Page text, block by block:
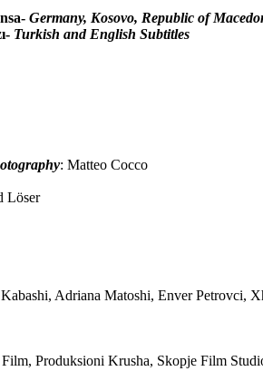
Germany, Kosovo, Republic of
Turkish and English Subtitles
: Matteo Cocco
Löser
Adriana Matoshi, Enver Petrovci,
Produksioni Krusha, Skopje Film